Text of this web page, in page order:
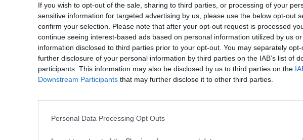
If you wish to opt-out of the sale, sharing to third parties, or processing of your
sensitive information for targeted advertising by us, please use the below opt-out
confirm your selection. Please note that after your opt-out request is processed
continue seeing interest-based ads based on personal information utilized by us
information disclosed to third parties prior to your opt-out. You may separately
further disclosure of your personal information by third parties on the IAB’s list of
participants. This information may also be disclosed by us to third parties on the
Downstream Participants that may further disclose it to other third parties.
Personal Data Processing Opt Outs
MERCATO - Romano: "Badiashile ha dato
apertura totale al Napoli, il punto su Aguerd"
08.08 00:15 -Fabrizio Romano, esperto di
&egr...Continua a leggere >>
del